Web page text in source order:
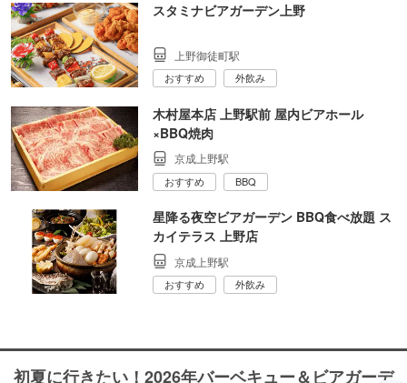
スタミナビアガーデン上野
上野御徒町駅
おすすめ 外飲み
木村屋本店 上野駅前 屋内ビアホール
×BBQ焼肉
京成上野駅
おすすめ BBQ
星降る夜空ビアガーデン BBQ食べ放題 ス
カイテラス 上野店
京成上野駅
おすすめ 外飲み
初夏に行きたい！2026年バーベキュー＆ビアガーデ